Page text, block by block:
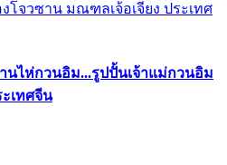
โจวซาน มณฑลเจ้อเจียง ประเทศ
นไห่กวนอิม...รูปปั้นเจ้าแม่กวนอิม
เทศจีน